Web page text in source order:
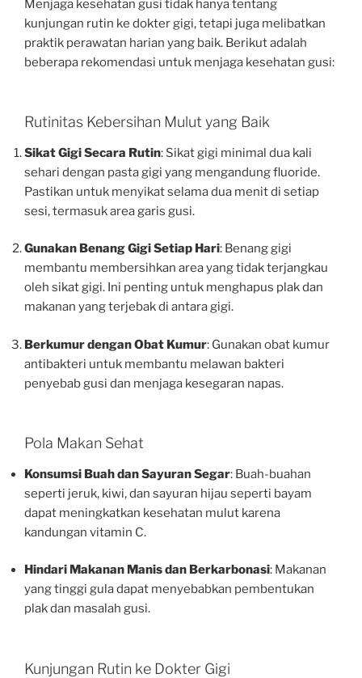
Menjaga kesehatan gusi tidak hanya tentang
kunjungan rutin ke dokter gigi, tetapi juga melibatkan
praktik perawatan harian yang baik. Berikut adalah
beberapa rekomendasi untuk menjaga kesehatan gusi:
Rutinitas Kebersihan Mulut yang Baik
Sikat Gigi Secara Rutin: Sikat gigi minimal dua kali
sehari dengan pasta gigi yang mengandung fluoride.
Pastikan untuk menyikat selama dua menit di setiap
sesi, termasuk area garis gusi.
Gunakan Benang Gigi Setiap Hari: Benang gigi
membantu membersihkan area yang tidak terjangkau
oleh sikat gigi. Ini penting untuk menghapus plak dan
makanan yang terjebak di antara gigi.
Berkumur dengan Obat Kumur: Gunakan obat kumur
antibakteri untuk membantu melawan bakteri
penyebab gusi dan menjaga kesegaran napas.
Pola Makan Sehat
Konsumsi Buah dan Sayuran Segar: Buah-buahan
seperti jeruk, kiwi, dan sayuran hijau seperti bayam
dapat meningkatkan kesehatan mulut karena
kandungan vitamin C.
Hindari Makanan Manis dan Berkarbonasi: Makanan
yang tinggi gula dapat menyebabkan pembentukan
plak dan masalah gusi.
Kunjungan Rutin ke Dokter Gigi